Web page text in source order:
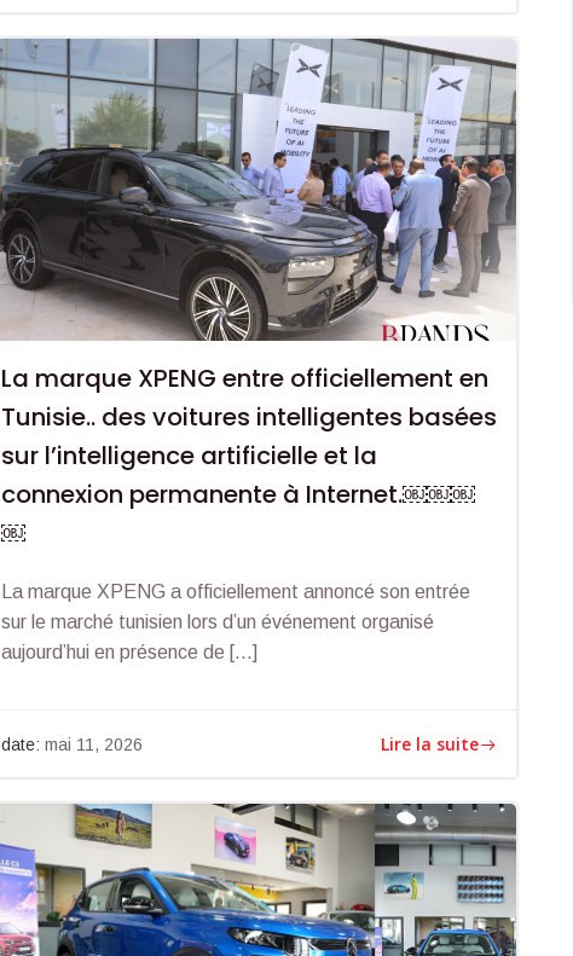
La marque XPENG entre officiellement en
Tunisie.. des voitures intelligentes basées
sur l’intelligence artificielle et la
connexion permanente à Internet.￼￼￼
￼
La marque XPENG a officiellement annoncé son entrée
sur le marché tunisien lors d’un événement organisé
aujourd’hui en présence de […]
date:mai 11, 2026 Lire la suite